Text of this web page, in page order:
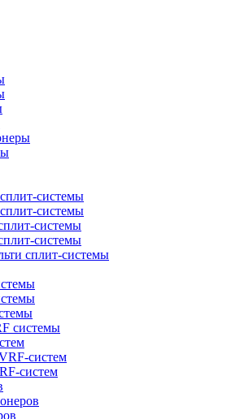
системы
системы
системы
системы
сплит-системы
системы
систем
систем